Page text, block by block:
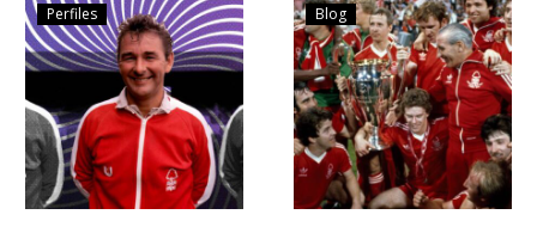
Perfiles Blog